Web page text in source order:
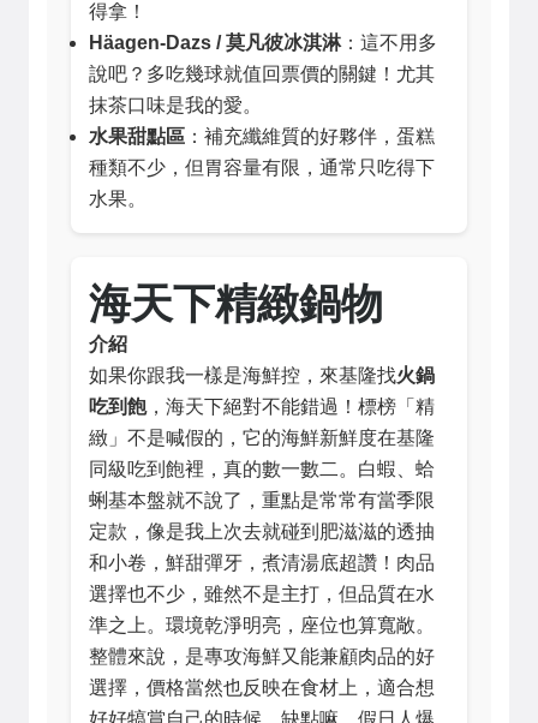
得拿！
Häagen-Dazs / 莫凡彼冰淇淋：這不用多
說吧？多吃幾球就值回票價的關鍵！尤其
抹茶口味是我的愛。
水果甜點區 ：補充纖維質的好夥伴，蛋糕
種類不少，但胃容量有限，通常只吃得下
水果。
海天下精緻鍋物
介紹
如果你跟我一樣是海鮮控，來基隆找火鍋
吃到飽，海天下絕對不能錯過！標榜「精
緻」不是喊假的，它的海鮮新鮮度在基隆
同級吃到飽裡，真的數一數二。白蝦、蛤
蜊基本盤就不說了，重點是常常有當季限
定款，像是我上次去就碰到肥滋滋的透抽
和小卷，鮮甜彈牙，煮清湯底超讚！肉品
選擇也不少，雖然不是主打，但品質在水
準之上。環境乾淨明亮，座位也算寬敞。
整體來說，是專攻海鮮又能兼顧肉品的好
選擇，價格當然也反映在食材上，適合想